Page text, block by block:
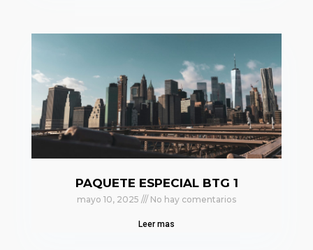
PAQUETE ESPECIAL BTG 1
mayo 10, 2025 No hay comentarios
Leer mas